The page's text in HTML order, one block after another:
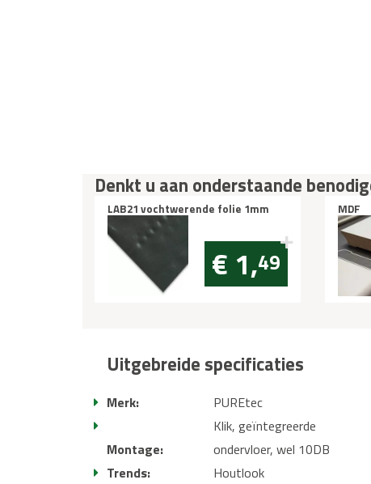
Denkt u aan onderstaande
LAB21 vochtwerende folie 1mm
€ 1,49
2
Uitgebreide specificaties
Merk: PUREtec
Montage:
Klik, geïntegreerde
ondervloer, wel 10DB
Trends:
Houtlook